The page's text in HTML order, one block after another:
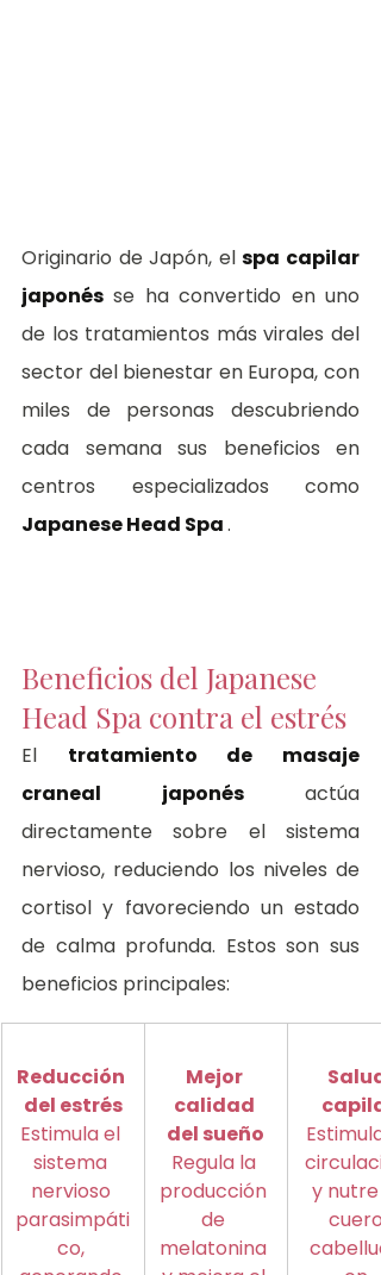
Originario de Japón, el spa capilar
japonés se ha convertido en uno
de los tratamientos más virales del
sector del bienestar en Europa, con
miles de personas descubriendo
cada semana sus beneficios en
Japanese Head Spa .
Beneficios del Japanese
Head Spa contra el estrés
El tratamiento de masaje
craneal japonés actúa
directamente sobre el sistema
nervioso, reduciendo los niveles de
cortisol y favoreciendo un estado
de calma profunda. Estos son sus
beneficios principales:
Reducción
del estrés
Estimula el
sistema
nervioso
parasimpáti
co,
Mejor
calidad
del sueño
Regula la
producción
de
melatonina
Salud
capilar
y nutre
cuero